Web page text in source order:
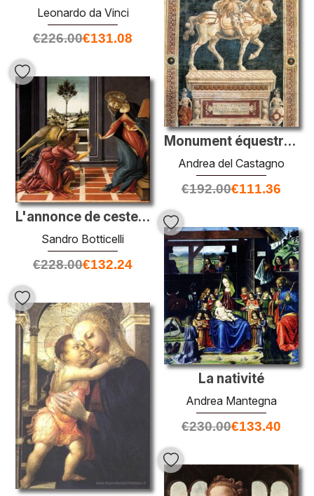
Leonardo da Vinci
€226.00€131.08
Monument équestre à Niccolo da Tolentino
Andrea del Castagno
€192.00€111.36
L'annonce de cestello
Sandro Botticelli
€228.00€132.24
La nativité
Andrea Mantegna
€230.00€133.40